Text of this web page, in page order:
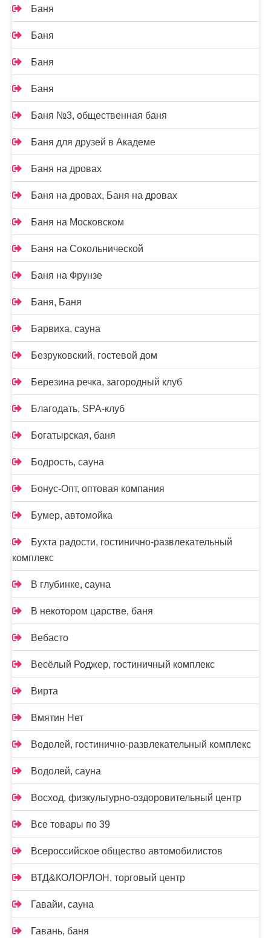
Баня
Баня
Баня
Баня
Баня №3, общественная баня
Баня для друзей в Академе
Баня на дровах
Баня на дровах, Баня на дровах
Баня на Московском
Баня на Сокольнической
Баня на Фрунзе
Баня, Баня
Барвиха, сауна
Безруковский, гостевой дом
Березина речка, загородный клуб
Благодать, SPA-клуб
Богатырская, баня
Бодрость, сауна
Бонус-Опт, оптовая компания
Бумер, автомойка
Бухта радости, гостинично-развлекательный
комплекс
В глубинке, сауна
В некотором царстве, баня
Вебасто
Весёлый Роджер, гостиничный комплекс
Вирта
Вмятин Нет
Водолей, гостинично-развлекательный комплекс
Водолей, сауна
Восход, физкультурно-оздоровительный центр
Все товары по 39
Всероссийское общество автомобилистов
ВТД&КОЛОРЛОН, торговый центр
Гавайи, сауна
Гавань, баня